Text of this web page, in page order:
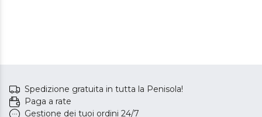
Spedizione gratuita in tutta la Penisola!
Paga a rate
Gestione dei tuoi ordini 24/7